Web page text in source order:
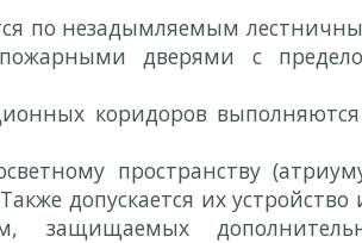
по незадымляемым
дверями с
коридоров
пространству
допускается их устройство